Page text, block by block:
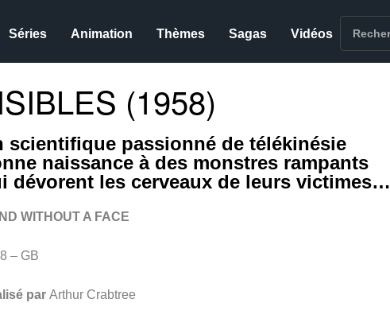
Séries Animation Thèmes Sagas Vidéos
(1958)
scientifique passionné de télékinésie
naissance à des monstres rampants
dévorent les cerveaux de leurs victimes…
WITHOUT A FACE
– GB
par Arthur Crabtree